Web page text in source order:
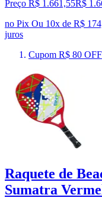
Preço R$ 1.661,55R$
no Pix Ou 10x de R$
juros
Cupom R$ 80 OFF
Raquete de
Sumatra